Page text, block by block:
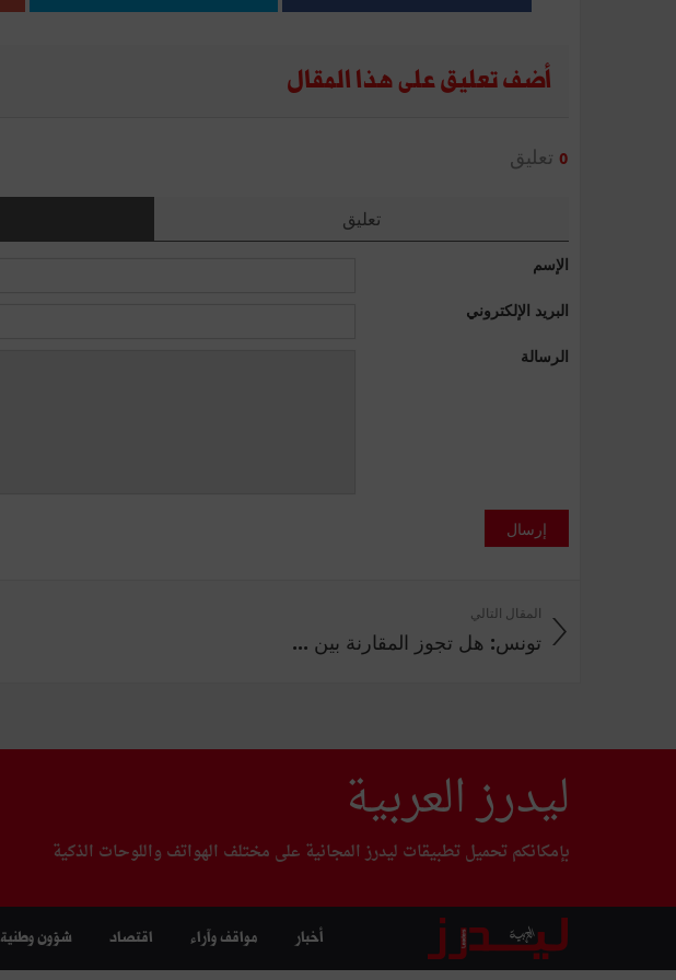
أضف تعليق على هذا المقال
0 تعليق
تعليق
الإسم
البريد الإلكتروني
الرسالة
إرسال
المقال التالي
تونس: هل تجوز المقارنة بين ...
ليدرز العربية
بإمكانكم تحميل تطبيقات ليدرز المجانية على مختلف الهواتف واللوحات الذكية
أخبار مواقف وآراء اقتصاد شؤون وطنية